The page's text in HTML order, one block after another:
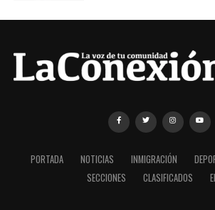
PORTADA NOTICIAS INMIGRACIÓN
SECCIONES
CLASIFICADOS